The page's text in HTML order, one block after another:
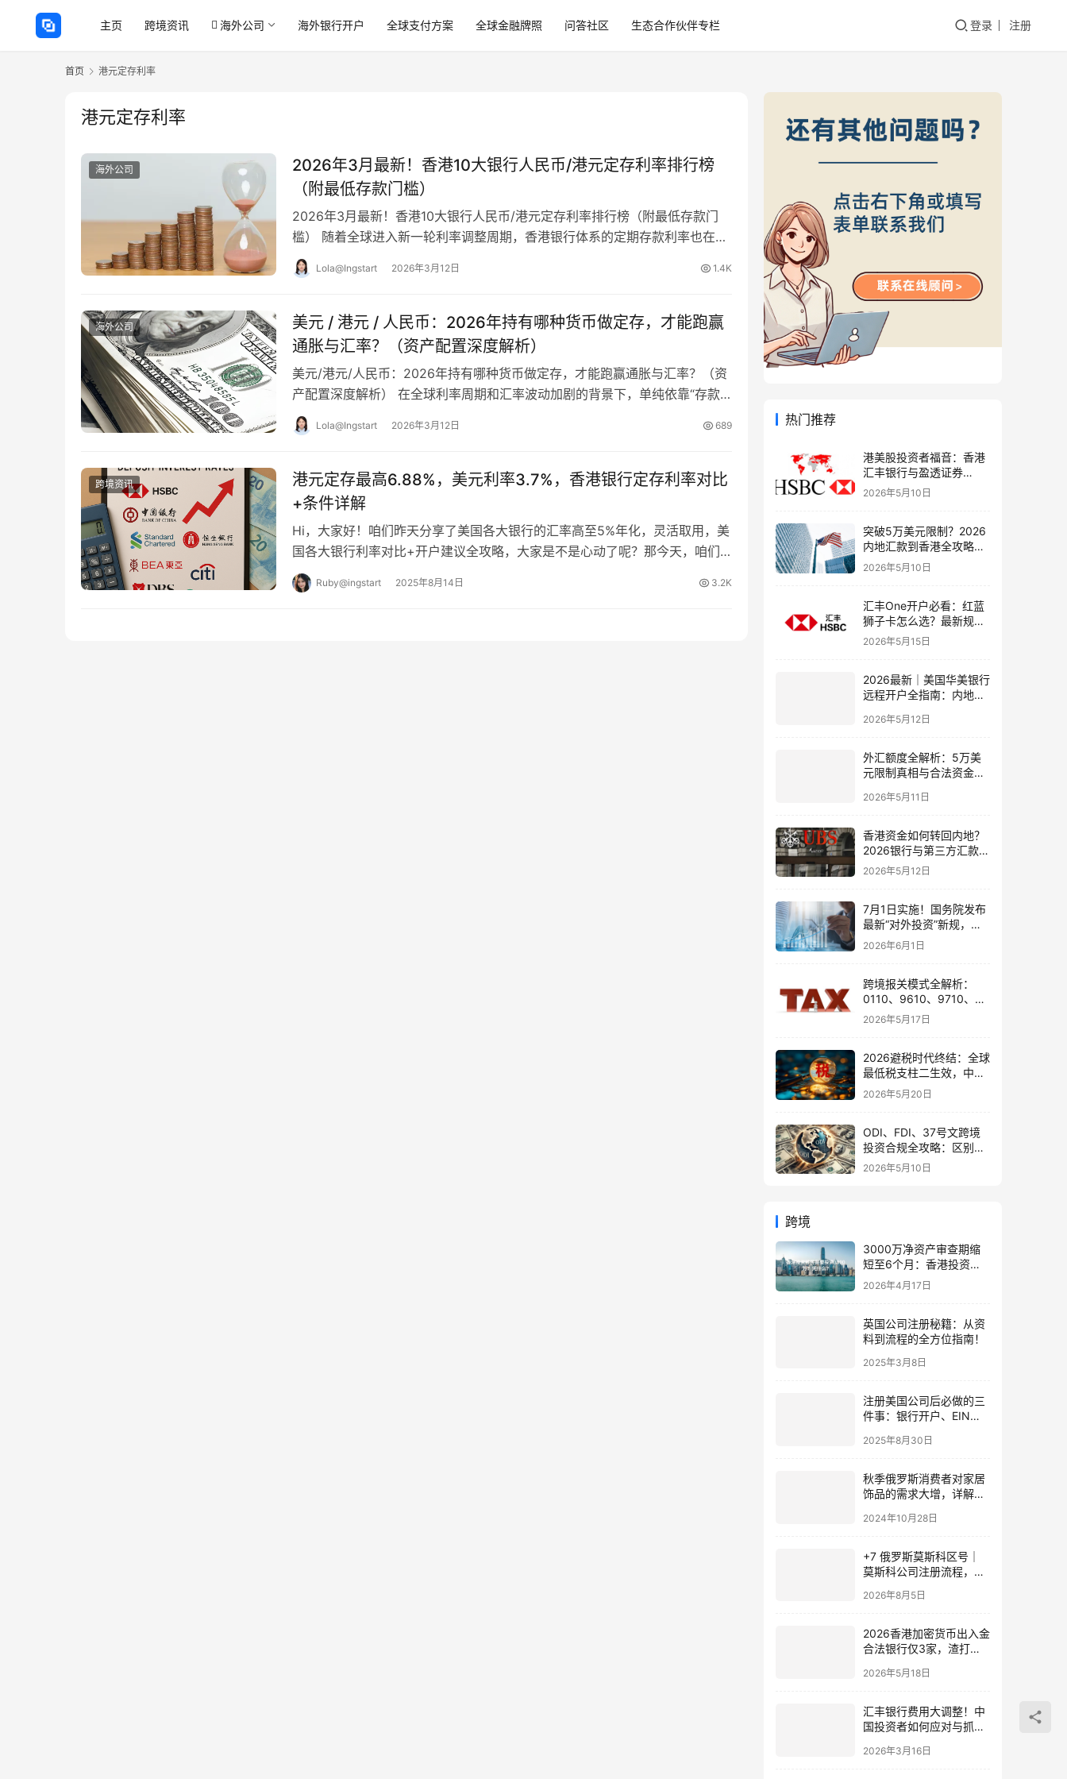
主页 跨境资讯 海外公司 海外银行开户 全球支付方案 全球金融牌照 问答社区 生态合作伙伴专栏 登录 注册
首页 港元定存利率
港元定存利率
海外公司
2026年3月最新！香港10大银行人民币/港元定存利率排行榜
（附最低存款门槛）
2026年3月最新！香港10大银行人民币/港元定存利率排行榜（附最低存款门
槛） 随着全球进入新一轮利率调整周期，香港银行体系的定期存款利率也在持
续变化。2026年初以来，不少香港银…
Lola@Ingstart 2026年3月12日 1.4K
海外公司
美元 / 港元 / 人民币：2026年持有哪种货币做定存，才能跑赢
通胀与汇率？（资产配置深度解析）
美元/港元/人民币：2026年持有哪种货币做定存，才能跑赢通胀与汇率？（资
产配置深度解析） 在全球利率周期和汇率波动加剧的背景下，单纯依靠“存款
利率”判断收益已经不够。2026年的…
Lola@Ingstart 2026年3月12日 689
跨境资讯
港元定存最高6.88%，美元利率3.7%，香港银行定存利率对比
+条件详解
Hi，大家好！咱们昨天分享了美国各大银行的汇率高至5%年化，灵活取用，美
国各大银行利率对比+开户建议全攻略，大家是不是心动了呢？那今天，咱们
要分享的就是香港各大银行的定存利率！之前…
Ruby@ingstart 2025年8月14日 3.2K
热门推荐
港美股投资者福音：香港
汇丰银行与盈透证券
（IBKR）绑定入金全流
2026年5月10日
突破5万美元限制？2026
内地汇款到香港全攻略：
4种合法路径、手续费对
比与避坑指南
2026年5月10日
汇丰One开户必看：红蓝
狮子卡怎么选？最新规则
+补办攻略+5个避坑指南
2026年5月15日
2026最新｜美国华美银行
远程开户全指南：内地居
境账户实操解析
2026年5月12日
外汇额度全解析：5万美
元限制真相与合法资金出
2026年5月11日
香港资金如何转回内地？
2026银行与第三方汇款全
攻略
2026年5月12日
7月1日实施！国务院发布
最新“对外投资”新规，炒
股、出海、海外资产配置
会有何影响
2026年6月1日
跨境报关模式全解析：
0110、9610、9710、
9810、1039、1210 的区
2026年5月17日
2026避税时代终结：全球
最低税支柱二生效，中国
企业家海外公司合规3大
2026年5月20日
ODI、FDI、37号文跨境
投资合规全攻略：区别、
备案流程与政策详解（附
2026年5月10日
跨境
3000万净资产审查期缩
短至6个月：香港投资移
民新政详解与窗口期指南
（2026更新）
2026年4月17日
英国公司注册秘籍：从资
料到流程的全方位指南！
2025年3月8日
注册美国公司后必做的三
件事：银行开户、EIN申
（2025中国卖家实战指
2025年8月30日
秋季俄罗斯消费者对家居
饰品的需求大增，详解市
2024年10月28日
+7 俄罗斯莫斯科区号｜
莫斯科公司注册流程，中
指南
2026年8月5日
2026香港加密货币出入金
合法银行仅3家，渣打汇
2026年5月18日
汇丰银行费用大调整！中
国投资者如何应对与抓住
2026年3月16日